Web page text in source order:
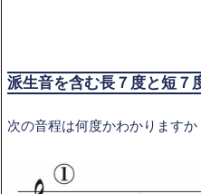
派生音を含む長７度と短７
次の音程は何度かわかりますか